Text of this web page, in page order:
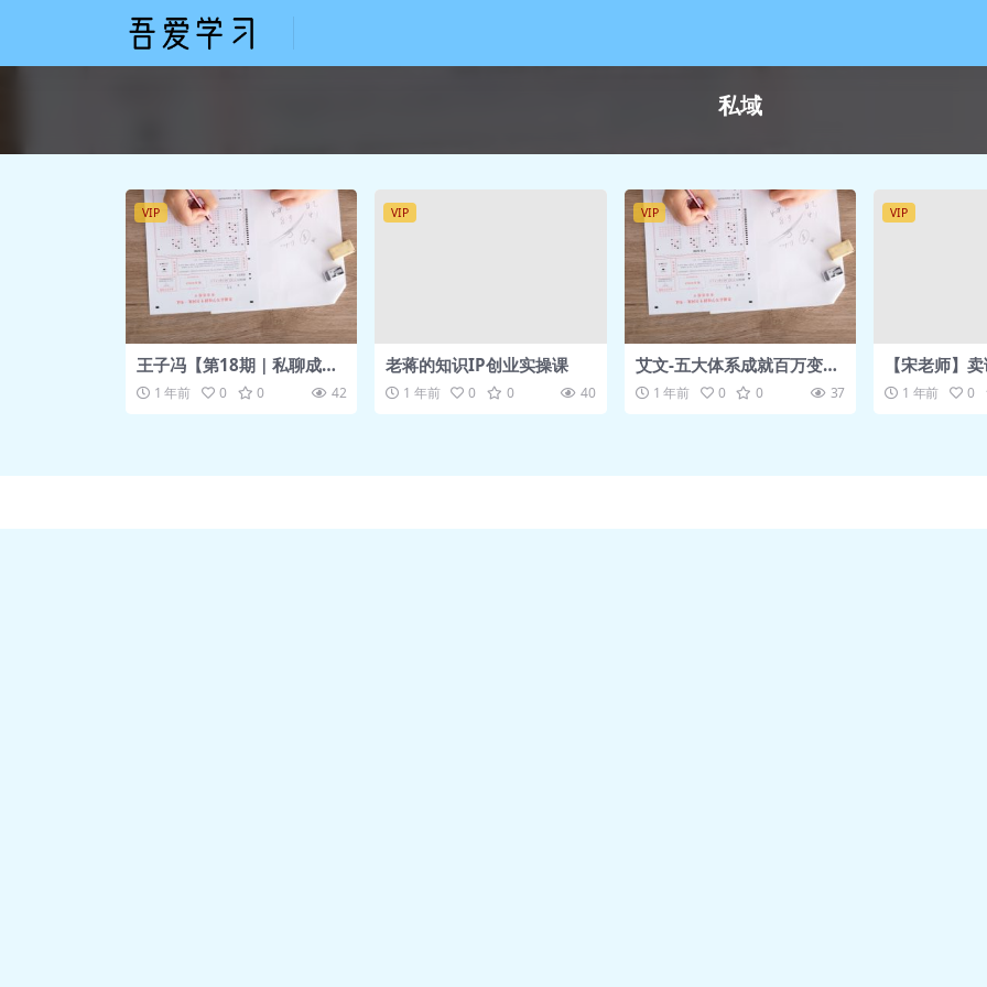
私域
VIP
王子冯【第18期｜私聊成交
朋友圈文案实战营】
1 年前 0 0 42
VIP
老蒋的知识IP创业实操课
1 年前 0 0 40
VIP
艾文-五大体系成就百万变现
AI超级个体- AI流量变现特
训营
1 年前 0 0 37
VIP
【宋老师】
课营1 年前 0